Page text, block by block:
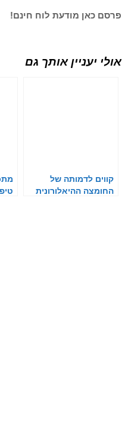
פרסם כאן מודעת לוח חינם!
אולי יעניין אותך גם
קווים לדמותה של
החומצה ההיאלורונית